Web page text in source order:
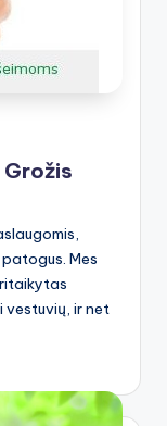
Mes
vestuvių, ir net